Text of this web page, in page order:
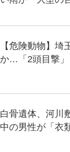
【危険動物】埼
か…「2頭目撃
白骨遺体、河川
中の男性が「衣